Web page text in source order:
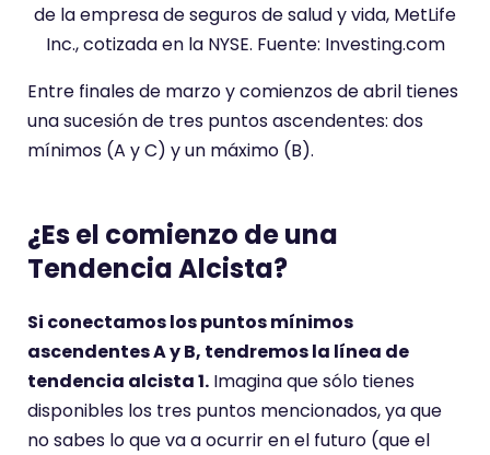
de la empresa de seguros de salud y vida, MetLife
Inc., cotizada en la NYSE. Fuente: Investing.com
Entre finales de marzo y comienzos de abril tienes
una sucesión de tres puntos ascendentes: dos
mínimos (A y C) y un máximo (B).
¿Es el comienzo de una
Tendencia Alcista?
Si conectamos los puntos mínimos
ascendentes A y B, tendremos la línea de
tendencia alcista 1. Imagina que sólo tienes
disponibles los tres puntos mencionados, ya que
no sabes lo que va a ocurrir en el futuro (que el